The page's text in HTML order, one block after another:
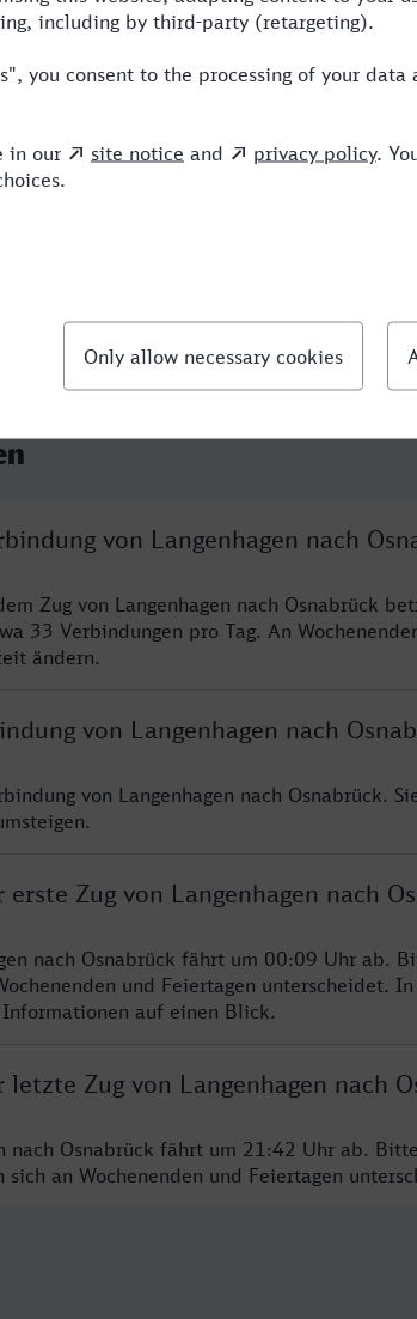
RB,RE,ERB
2 RB,RE,ERB
von Langenhagen nach
Zug von Langenhagen nach Osnabrück
33 Verbindungen pro Tag. An
ändern.
von Langenhagen nach
von Langenhagen nach Osnabrück.
Zug von Langenhagen nach
nach Osnabrück fährt um 00:09 Uhr ab.
und Feiertagen unterscheidet.
auf einen Blick.
Zug von Langenhagen nach
nach Osnabrück fährt um 21:42 Uhr ab.
an Wochenenden und Feiertagen